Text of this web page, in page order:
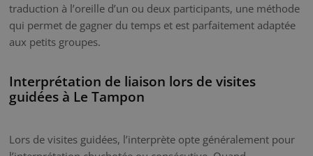
traduction à l’oreille d’un ou deux participants, une méthode
qui permet de gagner du temps et est parfaitement adaptée
aux petits groupes.
Interprétation de liaison lors de visites
guidées à Le Tampon
Lors de visites guidées, l’interprète opte généralement pour